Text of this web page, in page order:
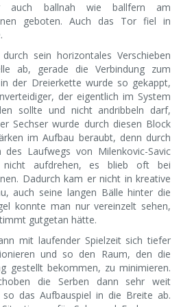
auch ballnah wie ballfern am
geboten. Auch das Tor fiel in
sein horizontales Verschieben
ab, gerade die Verbindung zum
der Dreierkette wurde so gekappt,
der eigentlich im System
sollte und nicht andribbeln darf,
Sechser wurde durch diesen Block
im Aufbau beraubt, denn durch
des Laufwegs von Milenkovic-Savic
nicht aufdrehen, es blieb oft bei
Dadurch kam er nicht in kreative
auch seine langen Bälle hinter die
konnte man nur vereinzelt sehen,
gutgetan hätte.
mit laufender Spielzeit sich tiefer
und so den Raum, den die
gestellt bekommen, zu minimieren.
die Serben dann sehr weit
das Aufbauspiel in die Breite ab.